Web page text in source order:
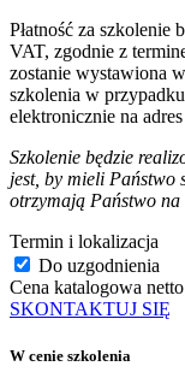
Płatność za szkolenie
VAT, zgodnie z
zostanie wystawiona
szkolenia w
elektronicznie na
Szkolenie będzie
jest, by mieli Państwo
otrzymają Państwo
Termin i lokalizacja
Do uzgodnienia
Cena katalogowa netto
SKONTAKTUJ SIĘ
W cenie szkolenia